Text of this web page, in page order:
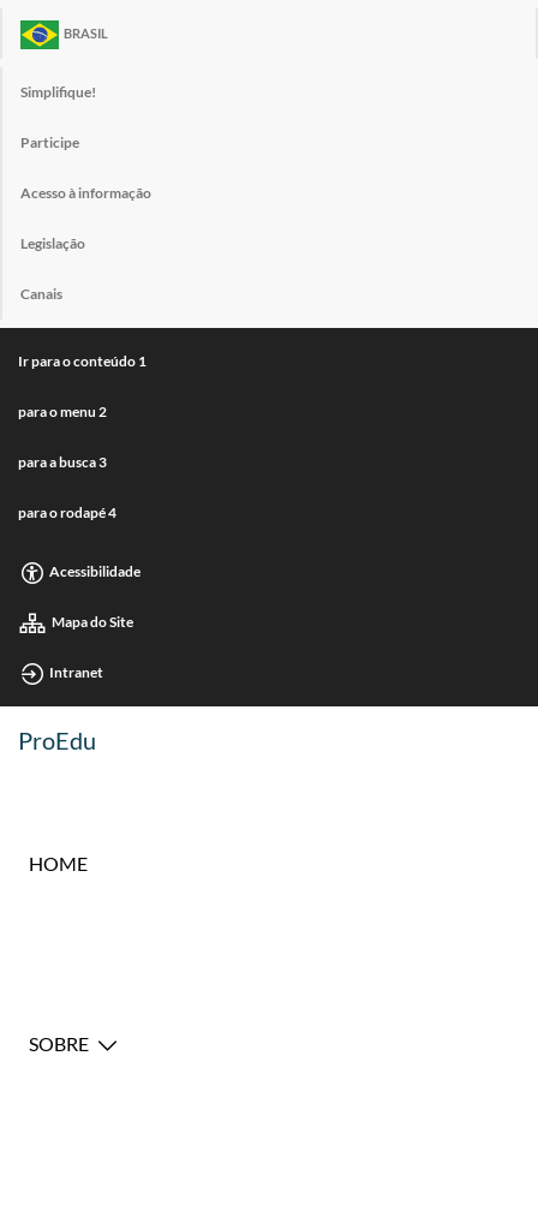
BRASIL
Simplifique!
Participe
Acesso à informação
Legislação
Canais
Ir para o conteúdo 1
para o menu 2
para a busca3
para o rodapé4
Acessibilidade
Mapa do Site
Intranet
ProEdu
HOME
SOBRE